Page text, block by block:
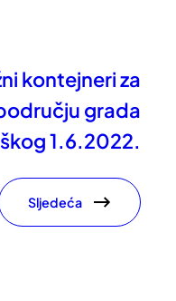
kontejneri za
grada
1.6.2022.
Sljedeća